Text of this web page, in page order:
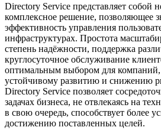
Directory Service представляет собой
комплексное решение, позволяющее
эффективность управления
инфраструктурах. Простота
степень надёжности, поддержка
круглосуточное обслуживание
оптимальным выбором для
устойчивому развитию и снижению
Directory Service позволяет
задачах бизнеса, не отвлекаясь на
в свою очередь, способствует более
достижению поставленных целей.